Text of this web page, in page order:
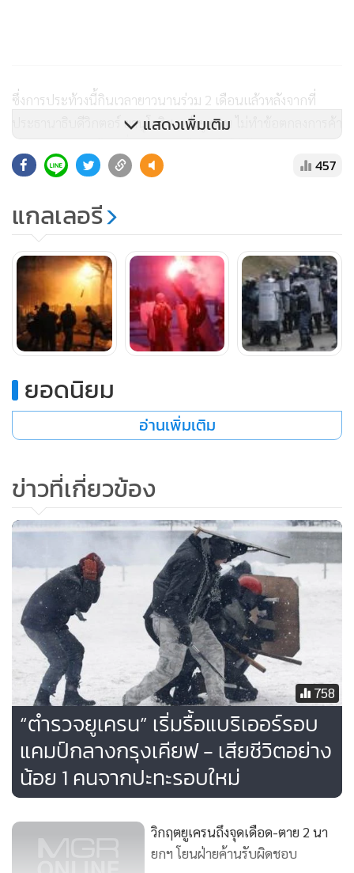
ซึ่งการประท้วงนี้กินเวลายาวนานร่วม 2 เดือนแล้วหลังจากที่
ประธานาธิบดีวิกตอร์ ยานูโควิช แห่งยูเครน ไม่ทำข้อตกลงการค้า
ยูเครนที่ฝักใฝ่ในสหภาพยุโรป
การปะทะได้เกิดขึ้นที่กลางกรุงเคียฟจนกระทั่งรุ่งเช้าเมื่อวานนี้
(21) โดยที่เหล่าฝูงม็อบได้ปาระเบิดขวด โมโลตอฟ ค็อกเทล และ
ก้อนหินเข้าใส่ตำรวจปราบจลาจลยูเครนที่ตอบโต้กลุ่มผู้ประท้วง
กลับด้วย ระเบิดส่องสว่าง (stun grenade) ที่ทำให้มีเสียงดังและ
แสงเกิดขึ้น กระสุนยาง และแก๊สน้ำตา ในขณะที่สถานการณ์ใน
ช่วงกลางวันเมื่อวานนี้ (21) ดูสงบ แต่การปะทะเริ่มเกิดขึ้นอีกครั้ง
เคียฟรายงาน
“หากกลุ่มผู้ประท้วงไม่หยุดการยั่วยุ ทางเจ้าหน้าที่คงไม่มีทาง
ใหม่เพื่อให้ประชาชนยูเครนมั่นใจในความปลอดภัย” ฮาซารอฟ
ให้สัมภาษณ์กับ Vesti 24 สถานีโทรทัศน์ข่าวของรัสเซียที่มี
รัฐบาลรัสเซียเป็นเจ้าของ
กฎหมายฉบับใหม่ที่ห้ามการประท้วงเกือบทุกรูปแบบ ได้รับการ
เผยแพร่อย่างเป็นทางการในหนังสือพิมพ์ของรัฐสภายูเครนแล้ว
ในวันอังคาร โดยมีบทลงโทษจำคุกผู้ที่กีดขวางการเข้าออกอาคาร
สาธารณะ สูงสุด 5 ปี และให้อำนาจเจ้าหน้าที่ “จับกุมผู้ประท้วงที่
สวมหน้ากากหรือหมวกปกปิดใบหน้า” อีกทั้งยังห้ามการใส่ร้าย
ป้ายสีบนอินเทอร์เน็ต
นอกจากนี้ ฮาซารอฟยังให้สัมภาษณ์เพิ่มเติมอีกว่า เขาหวังว่าจะ
ไม่ต้องใช้กำลังเจ้าหน้าที่ในการเข้าสลายม็อบ “จากสามัญสำนึก
ทางรัฐบาลยูเครนหวังว่า กลุ่มผู้ประท้วงต้องเข้าใจว่าพวกเขา
แสดงเพิ่มเติม
457
แกลเลอรี
ยอดนิยม
อ่านเพิ่มเติม
ข่าวที่เกี่ยวข้อง
758
“ตำรวจยูเครน” เริ่มรื้อแบริเออร์รอบ
แคมป์กลางกรุงเคียฟ - เสียชีวิตอย่าง
น้อย 1 คนจากปะทะรอบใหม่
วิกฤตยูเครนถึงจุดเดือด-ตาย 2 นา
ยกฯ โยนฝ่ายค้านรับผิดชอบ